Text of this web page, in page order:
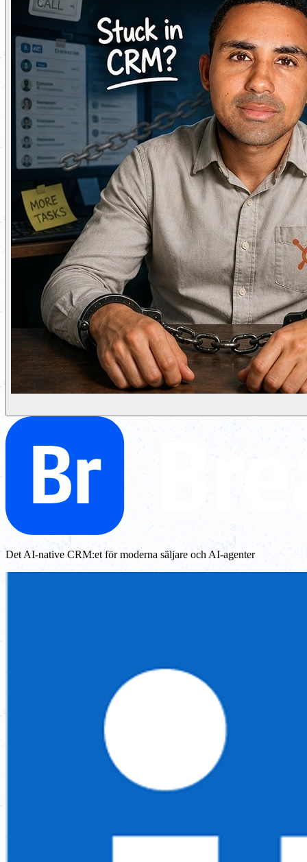
Det AI-native CRM:et för moderna säljare och AI-agenter